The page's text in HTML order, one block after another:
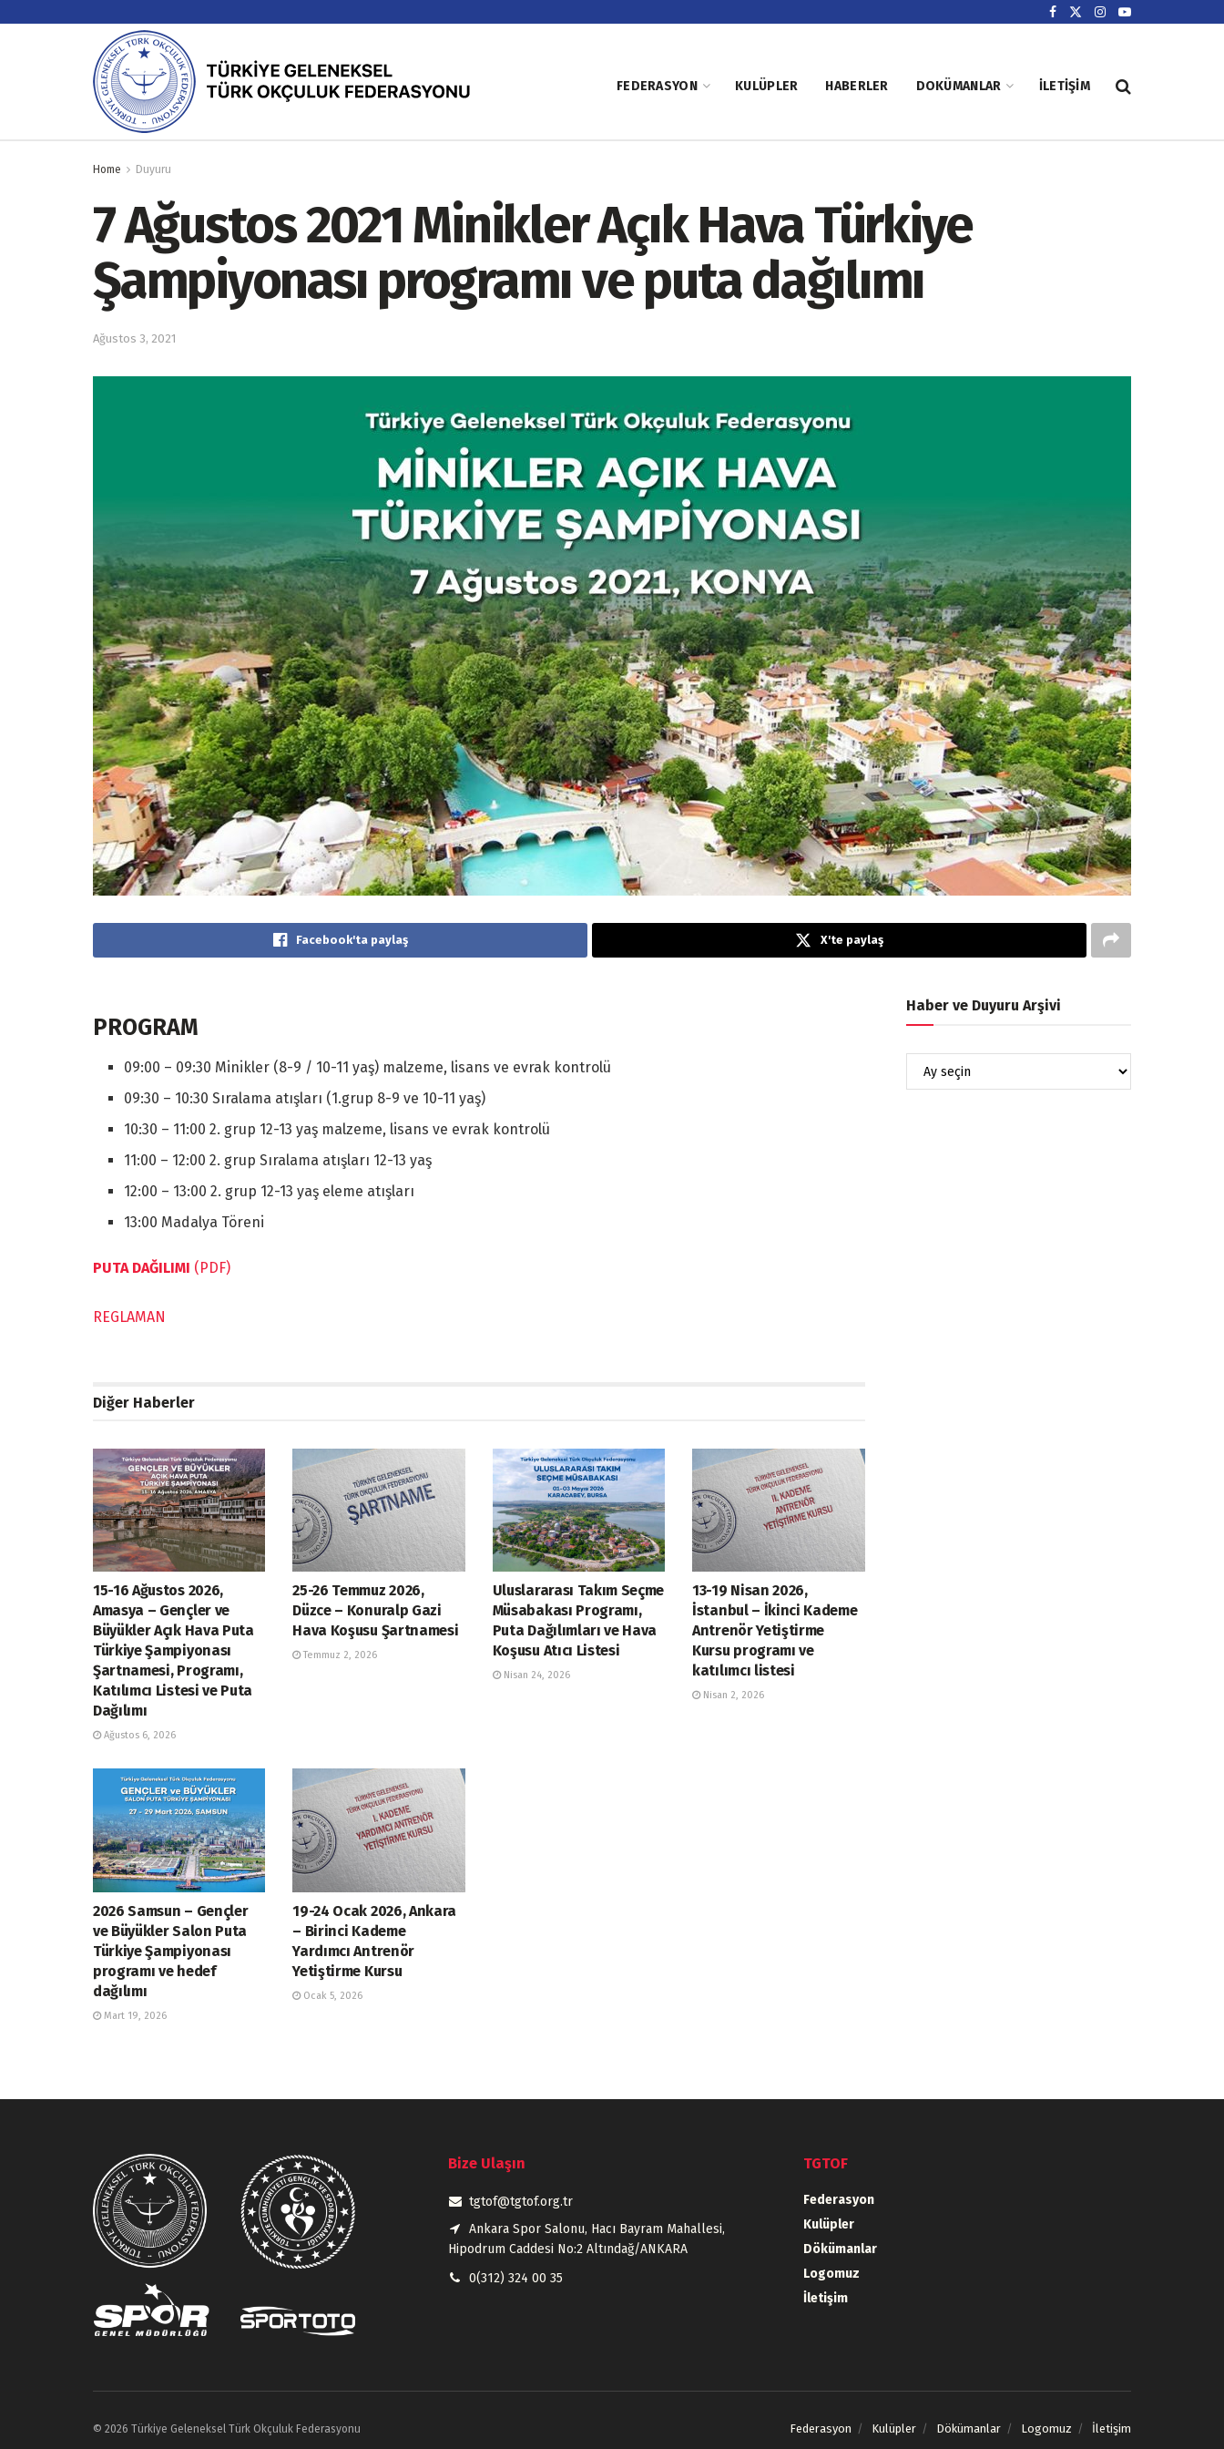
FEDERASYON KULÜPLER HABERLER DOKÜMANLAR İLETIŞIM
Home Duyuru
7 Ağustos 2021 Minikler Açık Hava Türkiye
Şampiyonası programı ve puta dağılımı
Ağustos 3, 2021
Facebook'ta paylaş X'te paylaş
PROGRAM
09:00 – 09:30 Minikler (8-9 / 10-11 yaş) malzeme, lisans ve evrak kontrolü
09:30 – 10:30 Sıralama atışları (1.grup 8-9 ve 10-11 yaş)
10:30 – 11:00 2. grup 12-13 yaş malzeme, lisans ve evrak kontrolü
11:00 – 12:00 2. grup Sıralama atışları 12-13 yaş
12:00 – 13:00 2. grup 12-13 yaş eleme atışları
13:00 Madalya Töreni
PUTA DAĞILIMI (PDF)
REGLAMAN
Diğer Haberler
15-16 Ağustos 2026,
Amasya – Gençler ve
Büyükler Açık Hava Puta
Türkiye Şampiyonası
Şartnamesi, Programı,
Katılımcı Listesi ve Puta
Dağılımı
Ağustos 6, 2026
25-26 Temmuz 2026,
Düzce – Konuralp Gazi
Hava Koşusu Şartnamesi
Temmuz 2, 2026
Uluslararası Takım Seçme
Müsabakası Programı,
Puta Dağılımları ve Hava
Koşusu Atıcı Listesi
Nisan 24, 2026
13-19 Nisan 2026,
İstanbul – İkinci Kademe
Antrenör Yetiştirme
Kursu programı ve
katılımcı listesi
Nisan 2, 2026
2026 Samsun – Gençler
ve Büyükler Salon Puta
Türkiye Şampiyonası
programı ve hedef
dağılımı
Mart 19, 2026
19-24 Ocak 2026, Ankara
– Birinci Kademe
Yardımcı Antrenör
Yetiştirme Kursu
Ocak 5, 2026
Haber ve Duyuru Arşivi
Bize Ulaşın
tgtof@tgtof.org.tr
Ankara Spor Salonu, Hacı Bayram Mahallesi,
Hipodrum Caddesi No:2 Altındağ/ANKARA
0(312) 324 00 35
TGTOF
Federasyon
Kulüpler
Dökümanlar
Logomuz
İletişim
Federasyon Kulüpler Dökümanlar Logomuz İletişim
© 2026 Türkiye Geleneksel Türk Okçuluk Federasyonu